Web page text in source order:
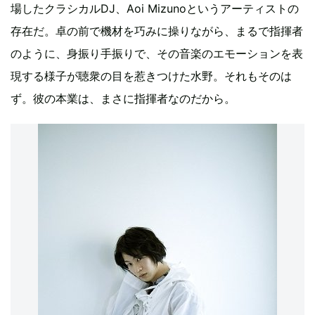
場したクラシカルDJ、Aoi Mizunoというアーティストの
存在だ。卓の前で機材を巧みに操りながら、まるで指揮者
のように、身振り手振りで、その音楽のエモーションを表
現する様子が聴衆の目を惹きつけた水野。それもそのは
ず。彼の本業は、まさに指揮者なのだから。